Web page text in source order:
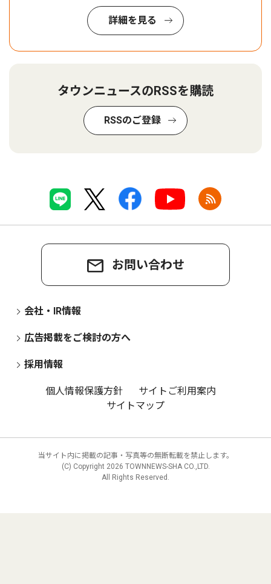
詳細を見る
タウンニュースのRSSを購読
RSSのご登録
お問い合わせ
会社・IR情報
広告掲載をご検討の方へ
採用情報
個人情報保護方針
サイトご利用案内
サイトマップ
当サイト内に掲載の記事・写真等の無断転載を禁止します。
(C) Copyright 2026 TOWNNEWS-SHA CO.,LTD.
All Rights Reserved.